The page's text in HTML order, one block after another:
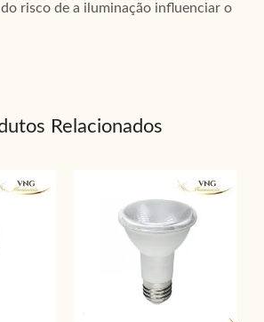
risco de a iluminação influenciar o
Relacionados